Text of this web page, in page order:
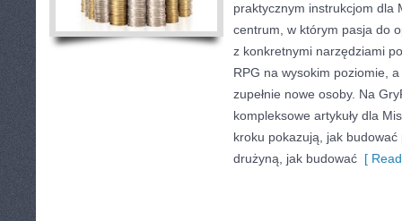
praktycznym instrukcjom dla
centrum, w którym pasja do
z konkretnymi narzędziami
RPG na wysokim poziomie,
zupełnie nowe osoby. Na
kompleksowe artykuły dla
kroku pokazują, jak
drużyną, jak budować [